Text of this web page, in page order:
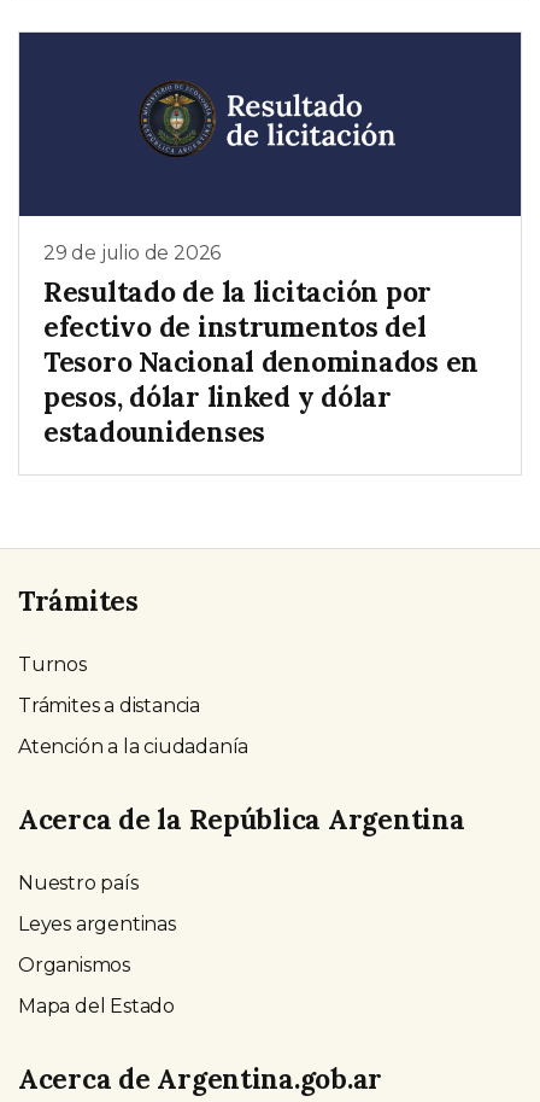
29 de julio de 2026
Resultado de la licitación por
efectivo de instrumentos del
Tesoro Nacional denominados en
pesos, dólar linked y dólar
estadounidenses
Trámites
Turnos
Trámites a distancia
Atención a la ciudadanía
Acerca de la República Argentina
Nuestro país
Leyes argentinas
Organismos
Mapa del Estado
Acerca de Argentina.gob.ar